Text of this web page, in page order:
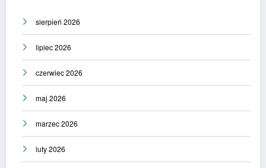
sierpień 2026
lipiec 2026
czerwiec 2026
maj 2026
marzec 2026
luty 2026